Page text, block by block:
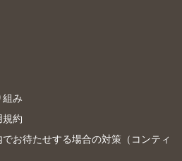
み
約
お待たせする場合の対策（コンティ